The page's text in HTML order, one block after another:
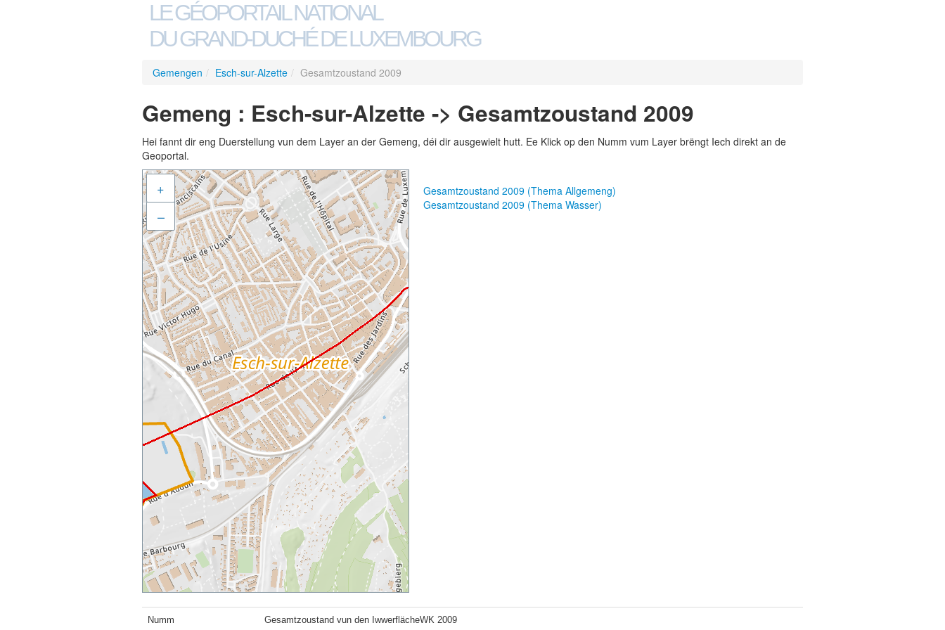
LE GÉOPORTAIL NATIONAL
DU GRAND-DUCHÉ DE LUXEMBOURG
Gemengen / Esch-sur-Alzette / Gesamtzoustand 2009
Gemeng : Esch-sur-Alzette -> Gesamtzoustand 2009
Hei fannt dir eng Duerstellung vun dem Layer an der Gemeng, déi dir ausgewielt hutt. Ee Klick op den Numm vum Layer brëngt Iech direkt an de
Geoportal.
+
–
Gesamtzoustand 2009 (Thema Allgemeng)
Gesamtzoustand 2009 (Thema Wasser)
Numm Gesamtzoustand vun den IwwerflächeWK 2009